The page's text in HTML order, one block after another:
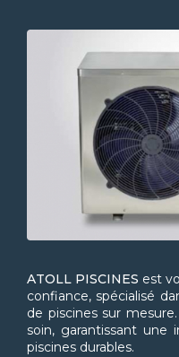
ATOLL PISCINES est
confiance, spécialisé
de piscines sur
soin, garantissant une
piscines durables.